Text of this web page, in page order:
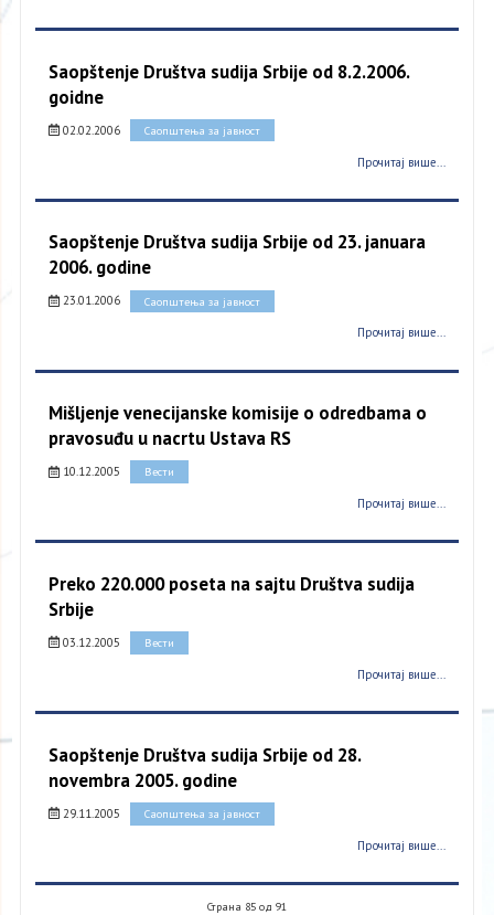
Saopštenje Društva sudija Srbije od 8.2.2006.
goidne
02.02.2006 Саопштења за јавност
Прочитај више...
Saopštenje Društva sudija Srbije od 23. januara
2006. godine
23.01.2006 Саопштења за јавност
Прочитај више...
Mišljenje venecijanske komisije o odredbama o
pravosuđu u nacrtu Ustava RS
10.12.2005 Вести
Прочитај више...
Preko 220.000 poseta na sajtu Društva sudija
Srbije
03.12.2005 Вести
Прочитај више...
Saopštenje Društva sudija Srbije od 28.
novembra 2005. godine
29.11.2005 Саопштења за јавност
Прочитај више...
Страна 85 од 91